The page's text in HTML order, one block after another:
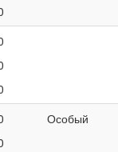
Особый